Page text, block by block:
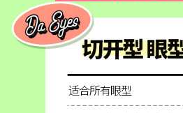
适合所有眼型